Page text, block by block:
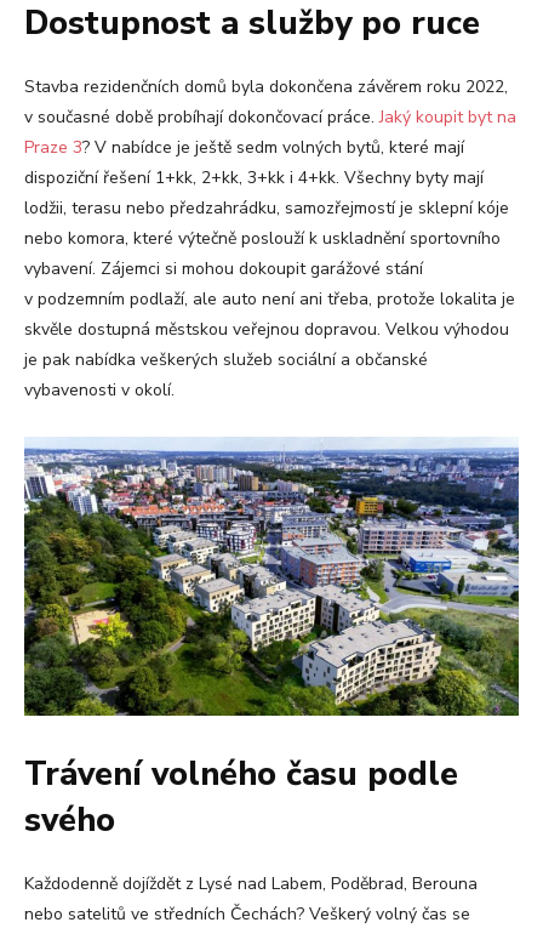
Dostupnost a služby po ruce
Stavba rezidenčních domů byla dokončena závěrem roku 2022,
v současné době probíhají dokončovací práce.Jaký koupit byt na
Praze 3? V nabídce je ještě sedm volných bytů, které mají
dispoziční řešení 1+kk, 2+kk, 3+kk i 4+kk. Všechny byty mají
lodžii, terasu nebo předzahrádku, samozřejmostí je sklepní kóje
nebo komora, které výtečně poslouží k uskladnění sportovního
vybavení. Zájemci si mohou dokoupit garážové stání
v podzemním podlaží, ale auto není ani třeba, protože lokalita je
skvěle dostupná městskou veřejnou dopravou. Velkou výhodou
je pak nabídka veškerých služeb sociální a občanské
vybavenosti v okolí.
Trávení volného času podle
svého
Každodenně dojíždět z Lysé nad Labem, Poděbrad, Berouna
nebo satelitů ve středních Čechách? Veškerý volný čas se